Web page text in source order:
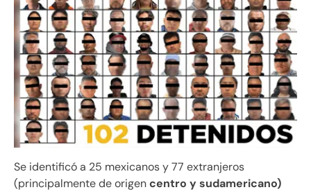
Se identificó a 25 mexicanos y 77 extranjeros
(principalmente de origencentro y sudamericano)